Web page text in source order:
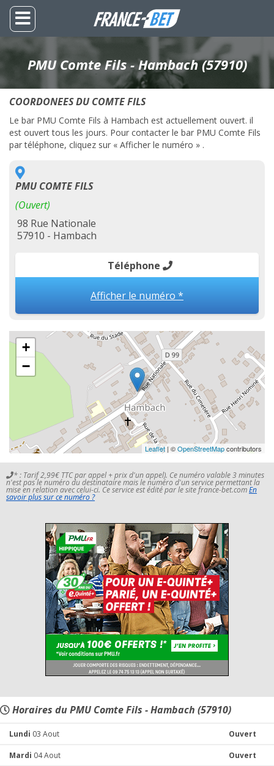
PMU Comte Fils - Hambach (57910)
COORDONEES DU COMTE FILS
Le bar PMU Comte Fils à Hambach est actuellement ouvert. il
est ouvert tous les jours. Pour contacter le bar PMU Comte Fils
par téléphone, cliquez sur « Afficher le numéro » .
PMU COMTE FILS
(Ouvert)
98 Rue Nationale
57910 - Hambach
Téléphone
Afficher le numéro *
+
−
Leaflet | ©OpenStreetMapcontributors
* : Tarif 2,99€ TTC par appel + prix d'un appel). Ce numéro valable 3 minutes
n'est pas le numéro du destinataire mais le numéro d'un service permettant la
mise en relation avec celui-ci. Ce service est édité par le site france-bet.comEn
savoir plus sur ce numéro ?
Horaires du PMU Comte Fils - Hambach (57910)
Lundi 03 Aout Ouvert
Mardi 04 Aout Ouvert